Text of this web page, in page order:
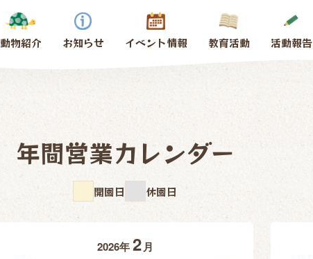
動物紹介 お知らせ イベント情報 教育活動 活動報告
年間営業カレンダー
開園日 休園日
2026年2 月